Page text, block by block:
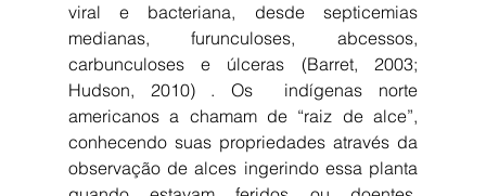
viral e bacteriana, desde septicemias
medianas, furunculoses, abcessos,
carbunculoses e úlceras (Barret, 2003;
Hudson, 2010) . Os  indígenas norte
americanos a chamam de “raiz de alce”,
conhecendo suas propriedades através da
observação de alces ingerindo essa planta